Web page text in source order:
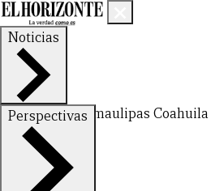
Noticias
Nuevo LeónTamaulipas Coahuila
Perspectivas